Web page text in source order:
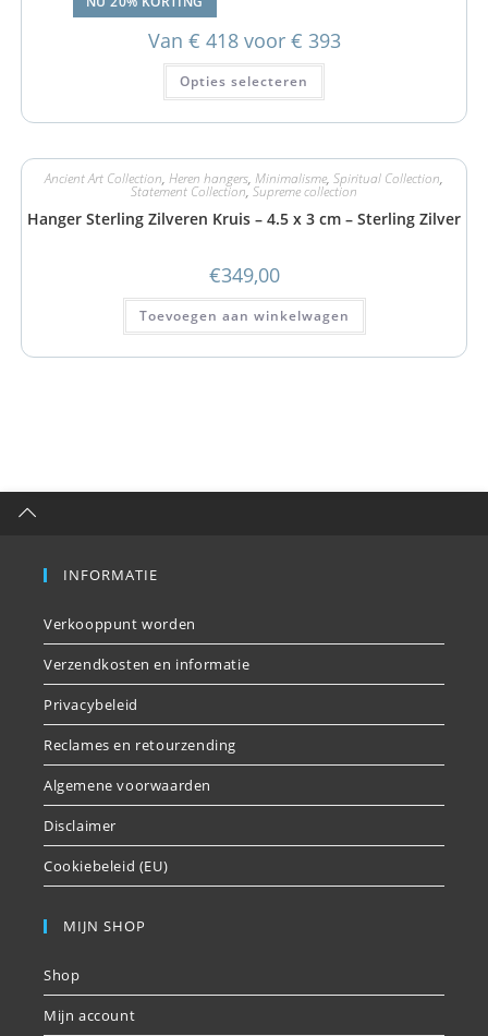
Van € 418 voor € 393
Opties selecteren
Ancient Art Collection, Heren hangers, Minimalisme, Spiritual Collection,
Statement Collection,Supreme collection
Hanger Sterling Zilveren Kruis – 4.5 x 3 cm – Sterling Zilver
€349,00
Toevoegen aan winkelwagen
INFORMATIE
Verkooppunt worden
Verzendkosten en informatie
Privacybeleid
Reclames en retourzending
Algemene voorwaarden
Disclaimer
Cookiebeleid (EU)
MIJN SHOP
Shop
Mijn account